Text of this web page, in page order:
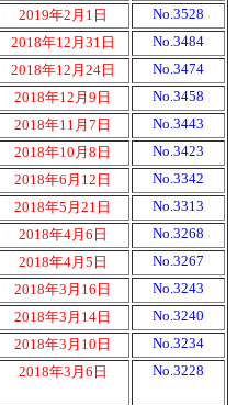
2019年2月1日 No.3528
2018年12月31日 No.3484
2018年12月24日 No.3474
2018年12月9日 No.3458
2018年11月7日 No.3443
2018年10月8日 No.3423
2018年6月12日 No.3342
2018年5月21日 No.3313
2018年4月6日 No.3268
2018年4月5日 No.3267
2018年3月16日 No.3243
2018年3月14日 No.3240
2018年3月10日 No.3234
2018年3月6日 No.3228